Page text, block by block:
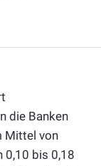
die Banken
Mittel von
0,10 bis 0,18